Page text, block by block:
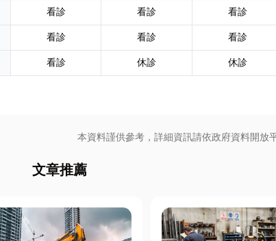
看診 看診
看診
看診 看診
看診
看診 休診 休診
本資料謹供參考，詳細資訊請依政府資料開放
文章推薦